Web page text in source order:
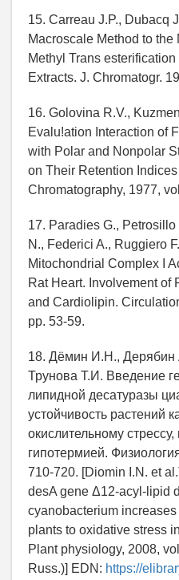
15. Carreau J.P., Dubacq
Macroscale Method to the
Methyl Trans
Extracts. J. Chromatogr.
16. Golovina R.V.,
Evalu!ation Interaction of
with Polar and Nonpolar
on Their Retention
Chromatography, 1977,
17. Paradies G.,
N., Federici A., Ruggiero
Mitochondrial Complex I
Rat Heart. Involvement of
and Cardiolipin.
pp. 53-59.
18. Дёмин И.Н.,
Трунова Т.И. Введение
липидной десатуразы
устойчивость растений
окислительному
гипотермией.
710-720. [Diomin I.N. et
desA gene Δ12-acyl-lipid
cyanobacterium
plants to oxidative stress
Plant physiology, 2008,
Russ.)] EDN: https://